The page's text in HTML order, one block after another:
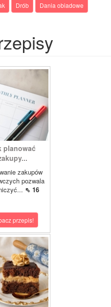
Drób Dania obiadowe
planować
zakupów
pozwala
⇖ 16
przepis!